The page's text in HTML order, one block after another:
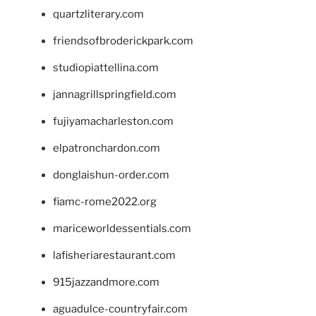
quartzliterary.com
friendsofbroderickpark.com
studiopiattellina.com
jannagrillspringfield.com
fujiyamacharleston.com
elpatronchardon.com
donglaishun-order.com
fiamc-rome2022.org
mariceworldessentials.com
lafisheriarestaurant.com
915jazzandmore.com
aguadulce-countryfair.com